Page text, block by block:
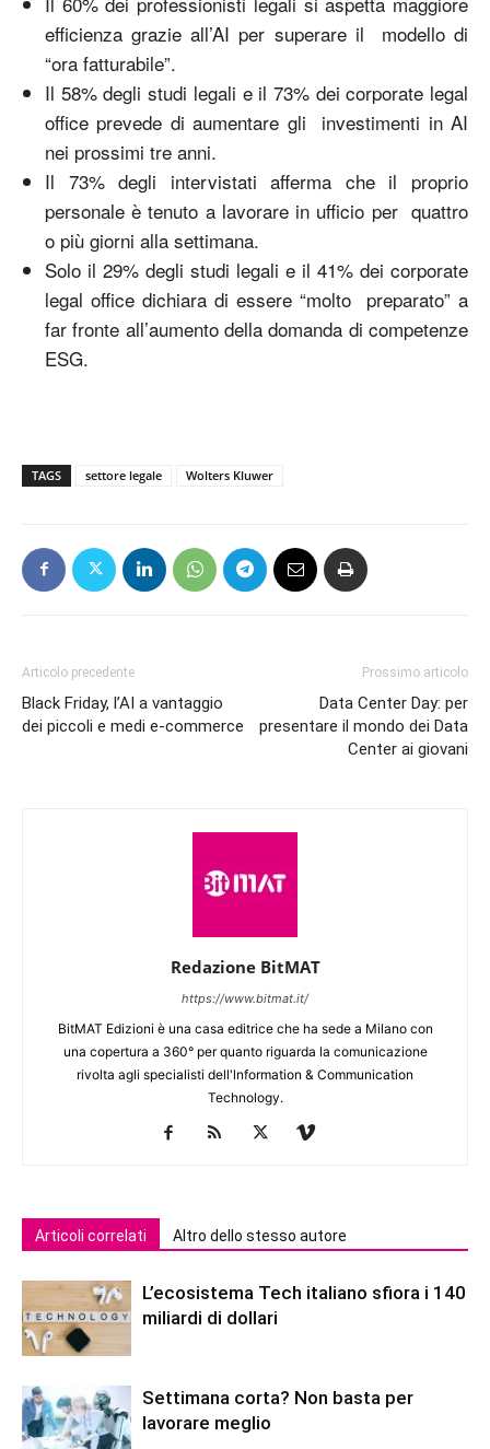
efficienza grazie all’AI per superare il modello di
“ora fatturabile”.
Il 58% degli studi legali e il 73% dei corporate legal
office prevede di aumentare gli investimenti in AI
nei prossimi tre anni.
Il 73% degli intervistati afferma che il proprio
personale è tenuto a lavorare in ufficio per quattro
o più giorni alla settimana.
Solo il 29% degli studi legali e il 41% dei corporate
legal office dichiara di essere “molto preparato” a
far fronte all’aumento della domanda di competenze
ESG.
TAGS settore legale Wolters Kluwer
Articolo precedente
Black Friday, l’AI a vantaggio
dei piccoli e medi e-commerce
Prossimo articolo
Data Center Day: per
presentare il mondo dei Data
Center ai giovani
Redazione BitMAT
https://www.bitmat.it/
BitMAT Edizioni è una casa editrice che ha sede a Milano con
una copertura a 360° per quanto riguarda la comunicazione
rivolta agli specialisti dell'lnformation & Communication
Technology.
Articoli correlati Altro dello stesso autore
L’ecosistema Tech italiano sfiora i 140
miliardi di dollari
Settimana corta? Non basta per
lavorare meglio